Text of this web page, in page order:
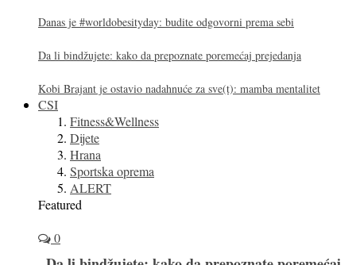
Danas je #worldobesityday: budite odgovorni prema sebi
Da li bindžujete: kako da prepoznate poremećaj prejedanja
Kobi Brajant je ostavio nadahnuće za sve(t): mamba mentalitet
CSI
Fitness&Wellness
Dijete
Hrana
Sportska oprema
ALERT
Featured
0